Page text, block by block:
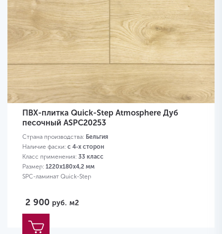
ПВХ-плитка Quick-Step Atmosphere Дуб
песочный ASPC20253
Страна производства: Бельгия
Наличие фаски: с 4-х сторон
Класс применения: 33 класс
Размер: 1220х180х4,2 мм
SPC-ламинат Quick-Step
2 900 руб. м2